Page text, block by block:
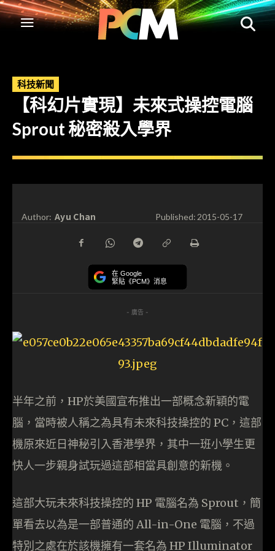
科技新聞
【科幻片實現】未來式操控電腦
Sprout 秘密殺入學界
Author: Ayu Chan Published:2015-05-17
在 Google
緊貼《PCM》消息
- 廣告 -
半年之前，HP於美國宣布推出一部概念新穎的電
腦，當時被人稱之為具有未來科技操控的 PC，這部
機原來近日神秘引入香港學界，其中一班小學生更
快人一步親身試玩過這部相當具創意的新機。
這部大玩未來科技操控的 HP 電腦名為 Sprout，簡
單看去以為是一部普通的 All-in-One 電腦，不過
特別之處在於該機擁有一套名為 HP Illuminator